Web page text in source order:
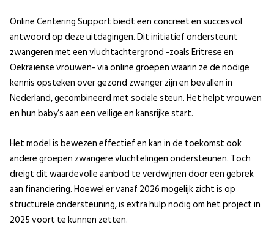
Online Centering Support biedt een concreet en succesvol
antwoord op deze uitdagingen. Dit initiatief ondersteunt
zwangeren met een vluchtachtergrond -zoals Eritrese en
Oekraïense vrouwen- via online groepen waarin ze de nodige
kennis opsteken over gezond zwanger zijn en bevallen in
Nederland, gecombineerd met sociale steun. Het helpt vrouwen
en hun baby’s aan een veilige en kansrijke start.
Het model is bewezen effectief en kan in de toekomst ook
andere groepen zwangere vluchtelingen ondersteunen. Toch
dreigt dit waardevolle aanbod te verdwijnen door een gebrek
aan financiering. Hoewel er vanaf 2026 mogelijk zicht is op
structurele ondersteuning, is extra hulp nodig om het project in
2025 voort te kunnen zetten.